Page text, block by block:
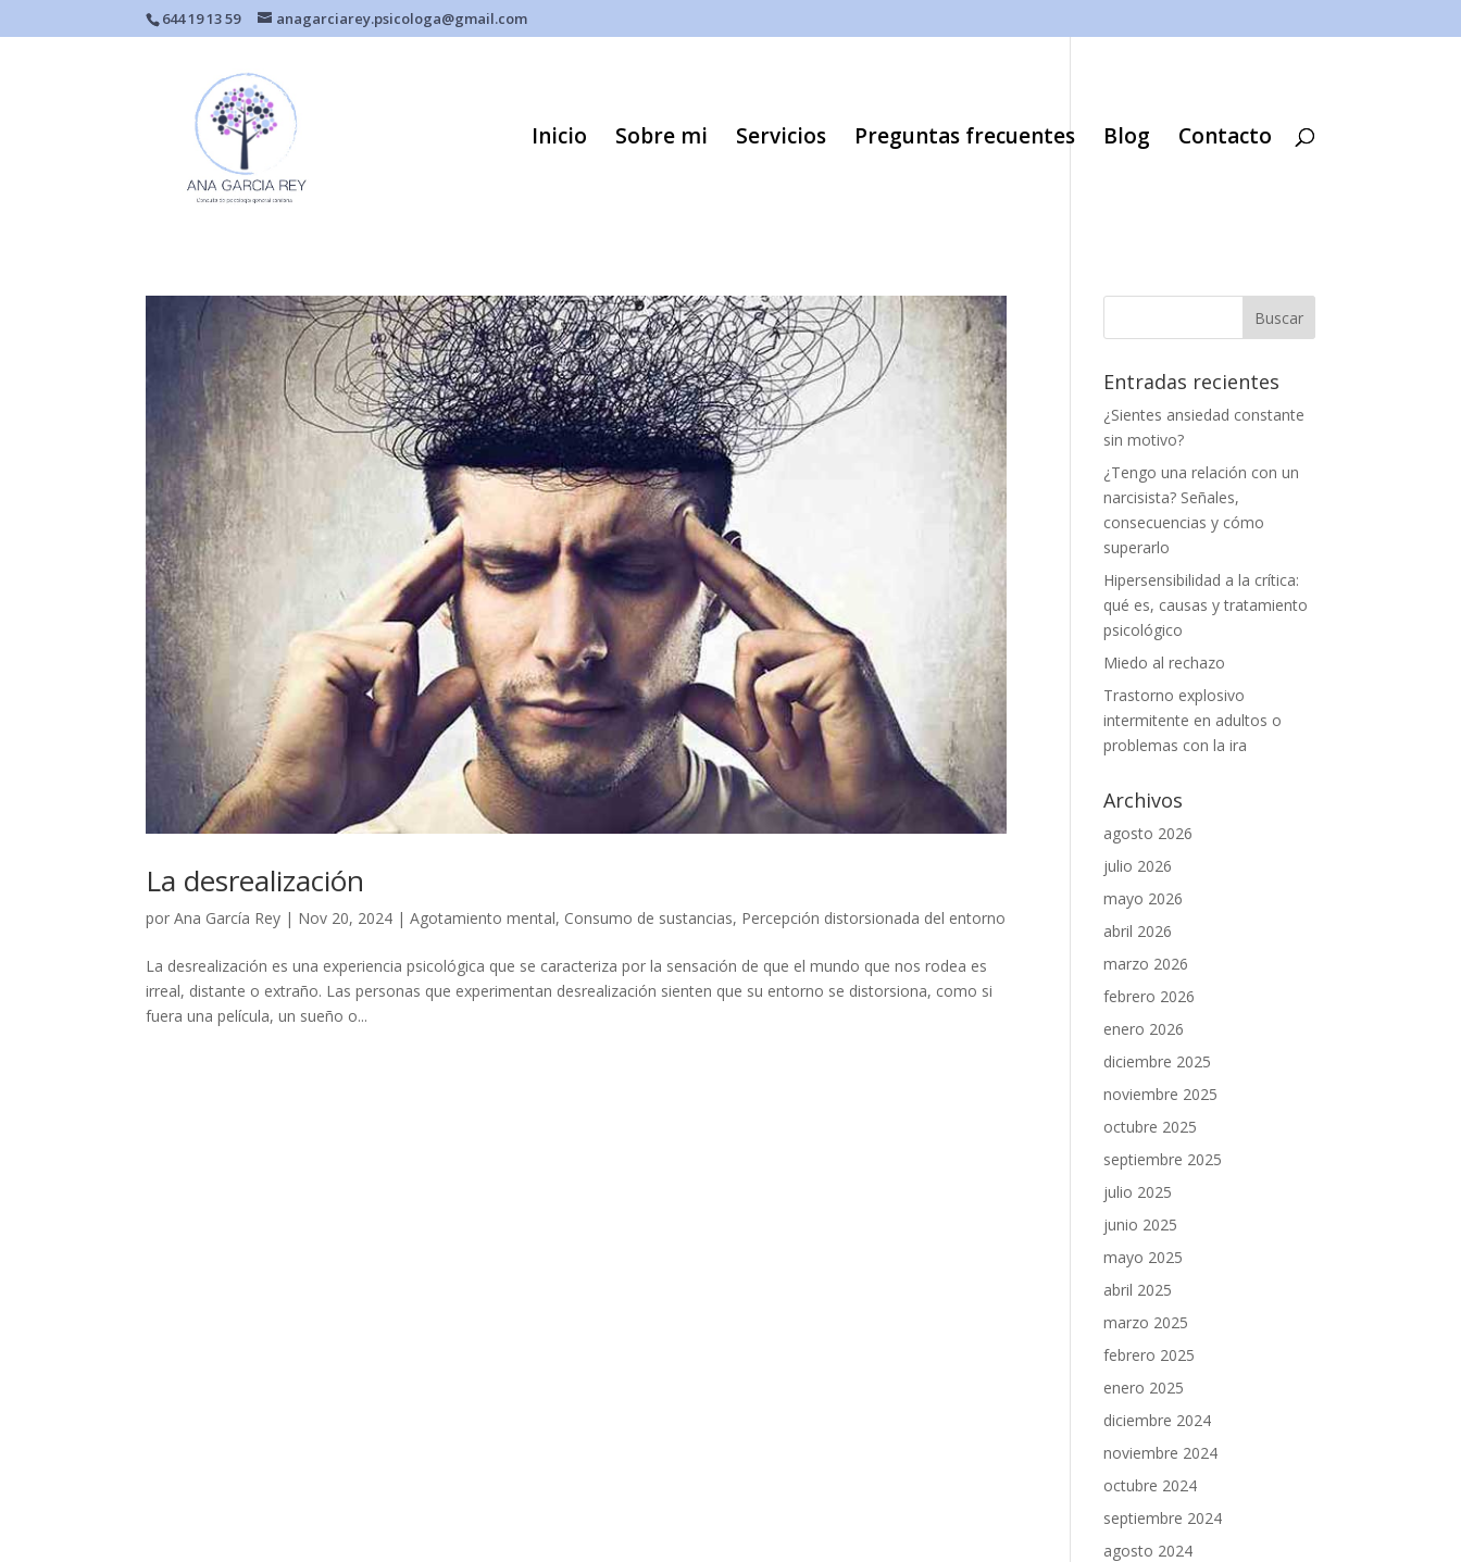
644 19 13 59 anagarciarey.psicologa@gmail.com
Inicio Sobre mi Servicios Preguntas frecuentes Blog Contacto
La desrealización
porAna García Rey | Nov 20, 2024 |Agotamiento mental, Consumo de sustancias, Percepción distorsionada del entorno
La desrealización es una experiencia psicológica que se caracteriza por la sensación de que el mundo que nos rodea es
irreal, distante o extraño. Las personas que experimentan desrealización sienten que su entorno se distorsiona, como si
fuera una película, un sueño o...
Entradas recientes
¿Sientes ansiedad constante
sin motivo?
¿Tengo una relación con un
narcisista? Señales,
consecuencias y cómo
superarlo
Hipersensibilidad a la crítica:
qué es, causas y tratamiento
psicológico
Miedo al rechazo
Trastorno explosivo
intermitente en adultos o
problemas con la ira
Archivos
agosto 2026
julio 2026
mayo 2026
abril 2026
marzo 2026
febrero 2026
enero 2026
diciembre 2025
noviembre 2025
octubre 2025
septiembre 2025
julio 2025
junio 2025
mayo 2025
abril 2025
marzo 2025
febrero 2025
enero 2025
diciembre 2024
noviembre 2024
octubre 2024
septiembre 2024
agosto 2024